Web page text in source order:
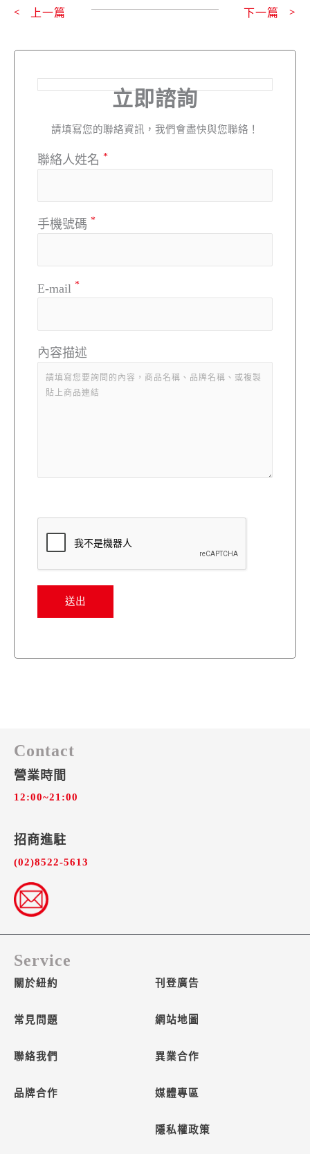
上一頁
上一篇 下一篇
立即諮詢
請填寫您的聯絡資訊，我們會盡快與您聯絡！
聯絡人姓名 *
手機號碼 *
E-mail *
內容描述
Contact
營業時間
12:00~21:00
招商進駐​
(02)8522-5613
Service
關於紐約
常見問題
聯絡我們
品牌合作
刊登廣告
網站地圖
異業合作
媒體專區
隱私權政策